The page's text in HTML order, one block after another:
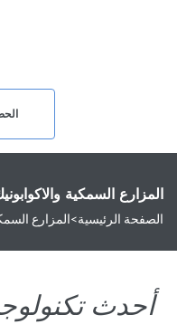
المزارع السمكية
الصفحة الرئيسية>المزارع
أحدث